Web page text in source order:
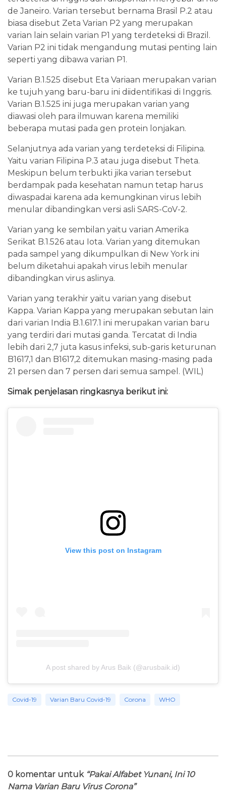
de Janeiro. Varian tersebut bernama Brasil P.2 atau
biasa disebut Zeta Varian P2 yang merupakan
varian lain selain varian P1 yang terdeteksi di Brazil.
Varian P2 ini tidak mengandung mutasi penting lain
seperti yang dibawa varian P1.
Varian B.1.525 disebut Eta Variaan merupakan varian
ke tujuh yang baru-baru ini diidentifikasi di Inggris.
Varian B.1.525 ini juga merupakan varian yang
diawasi oleh para ilmuwan karena memiliki
beberapa mutasi pada gen protein lonjakan.
Selanjutnya ada varian yang terdeteksi di Filipina.
Yaitu varian Filipina P.3 atau juga disebut Theta.
Meskipun belum terbukti jika varian tersebut
berdampak pada kesehatan namun tetap harus
diwaspadai karena ada kemungkinan virus lebih
menular dibandingkan versi asli SARS-CoV-2.
Varian yang ke sembilan yaitu varian Amerika
Serikat B.1.526 atau Iota. Varian yang ditemukan
pada sampel yang dikumpulkan di New York ini
belum diketahui apakah virus lebih menular
dibandingkan virus aslinya.
Varian yang terakhir yaitu varian yang disebut
Kappa. Varian Kappa yang merupakan sebutan lain
dari varian India B.1.617.1 ini merupakan varian baru
yang terdiri dari mutasi ganda. Tercatat di India
lebih dari 2,7 juta kasus infeksi, sub-garis keturunan
B1617,1 dan B1617,2 ditemukan masing-masing pada
21 persen dan 7 persen dari semua sampel. (WIL)
Simak penjelasan ringkasnya berikut ini:
View this post on Instagram
A post shared by Arus Baik (@arusbaik.id)
Covid-19 Varian Baru Covid-19 Corona WHO
0 komentar untuk “Pakai Alfabet Yunani, Ini 10
Nama Varian Baru Virus Corona”